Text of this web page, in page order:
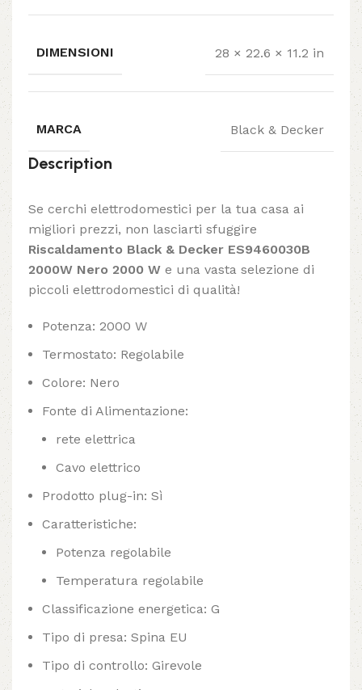
DIMENSIONI 28 × 22.6 × 11.2 in
MARCA Black & Decker
Description
Se cerchi elettrodomestici per la tua casa ai
migliori prezzi, non lasciarti sfuggire
Riscaldamento Black & Decker ES9460030B
2000W Nero 2000 W e una vasta selezione di
piccoli elettrodomestici di qualità!
Potenza: 2000 W
Termostato: Regolabile
Colore: Nero
Fonte di Alimentazione:
rete elettrica
Cavo elettrico
Prodotto plug-in: Sì
Caratteristiche:
Potenza regolabile
Temperatura regolabile
Classificazione energetica: G
Tipo di presa: Spina EU
Tipo di controllo: Girevole